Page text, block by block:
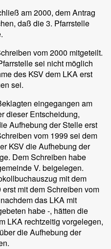
am 2000, dem Antrag
daß die 3. Pfarrstelle
vom 2000 mitgeteilt.
sei nicht möglich
des KSV dem LKA erst
sei.
eingegangen am
dieser Entscheidung,
Aufhebung der Stelle erst
vom 1999 sei dem
KSV die Aufhebung der
Dem Schreiben habe
V. beigelegen.
mit dem
mit dem Schreiben vom
das LKA mit
habe -, hätten die
LKA rechtzeitig vorgelegen,
die Aufhebung der